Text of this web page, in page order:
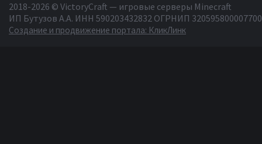
2018-2026 © VictoryCraft — игровые серверы Minecraft
ИП Бутузов А.А. ИНН 590203432832 ОГРНИП 320595800007700
Создание и продвижение портала: КликЛинк